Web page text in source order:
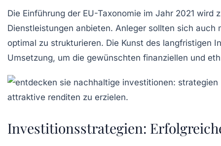
Die Einführung der EU-Taxonomie im Jahr 2021 wird
Dienstleistungen anbieten. Anleger sollten sich
optimal zu strukturieren. Die Kunst des langfristigen
Umsetzung, um die gewünschten finanziellen und
Investitionsstrategien: